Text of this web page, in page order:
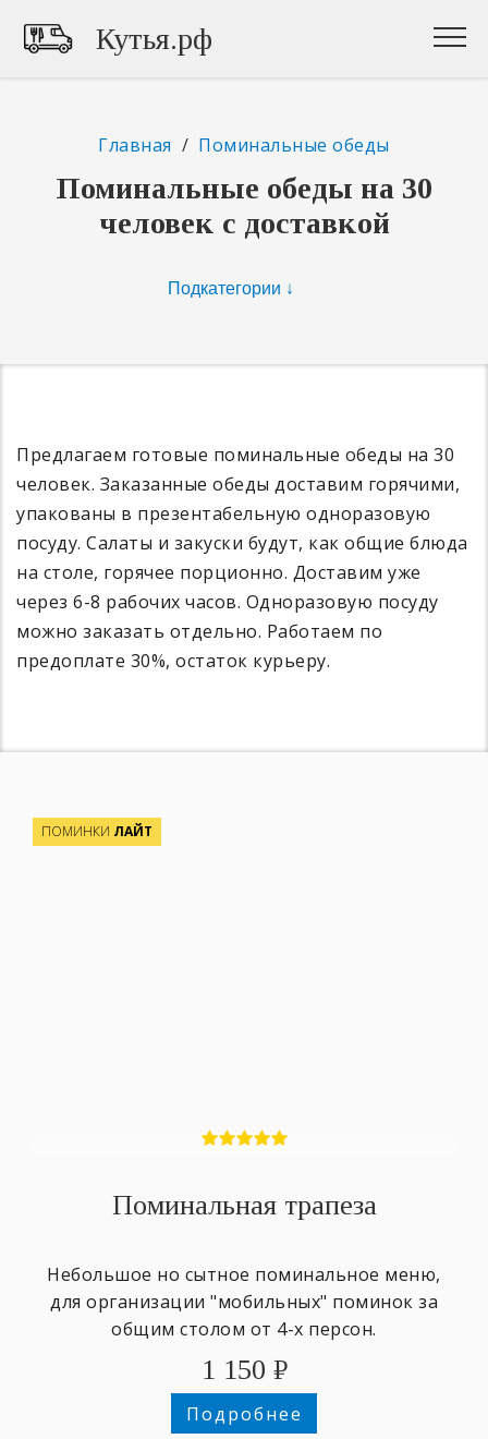
Кутья.рф
Главная / Поминальные обеды
Поминальные обеды на 30
человек с доставкой
Предлагаем готовые поминальные обеды на 30
человек. Заказанные обеды доставим горячими,
упакованы в презентабельную одноразовую
посуду. Салаты и закуски будут, как общие блюда
на столе, горячее порционно. Доставим уже
через 6-8 рабочих часов. Одноразовую посуду
можно заказать отдельно. Работаем по
предоплате 30%, остаток курьеру.
ПОМИНКИ ЛАЙТ
Поминальная трапеза
Небольшое но сытное поминальное меню,
для организации "мобильных" поминок за
общим столом от 4-х персон.
1 150 ₽
Подробнее